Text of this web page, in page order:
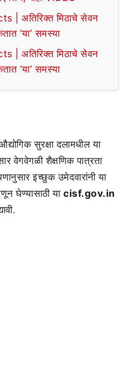
| अतिरिक्त मिठाचे सेवन
‘या’ समस्या
| अतिरिक्त मिठाचे सेवन
‘या’ समस्या
सुरक्षा दलामधील या
वेगवेगळी शैक्षणिक पात्रता
इच्छुक उमेदवारांनी या
घेण्यासाठी या cisf.gov.in